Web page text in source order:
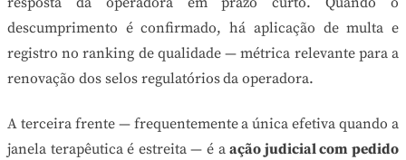
descumprimento é confirmado, há aplicação de multa e
registro no ranking de qualidade — métrica relevante para a
renovação dos selos regulatórios da operadora.
A terceira frente — frequentemente a única efetiva quando a
janela terapêutica é estreita — é aação judicial com pedido